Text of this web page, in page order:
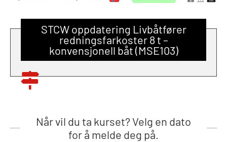
STCW oppdatering Livbåtfører
redningsfarkoster 8 t –
konvensjonell båt (MSE103)
Når vil du ta kurset? Velg en dato
for å melde deg på.